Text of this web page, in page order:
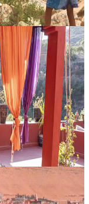
chiede di essere
di coaching
ascoltarsi e...